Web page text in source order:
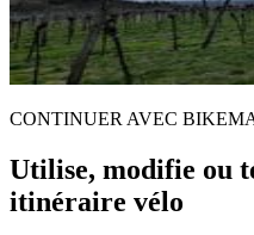
CONTINUER AVEC
Utilise, modifie ou
itinéraire vélo